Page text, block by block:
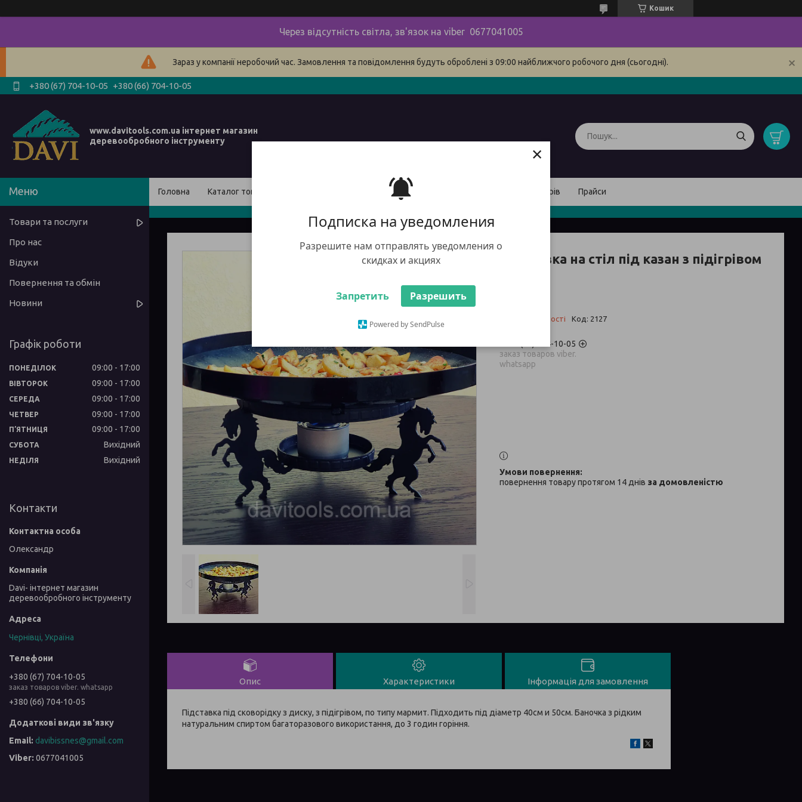
Подписка на уведомления
Разрешите нам отправлять уведомления о
скидках и акциях
Запретить Разрешить
Powered by SendPulse
×
Кошик
Через відсутність світла, зв'язок на viber 0677041005
Зараз у компанії неробочий час. Замовлення та повідомлення будуть оброблені з 09:00 найближчого робочого дня (сьогодні).
+380 (67) 704-10-05 +380 (66) 704-10-05
www.davitools.com.ua інтернет магазин
деревообробного інструменту
Головна Каталог товарів наші контакти Доставка і оплата товарів Прайси
Підставка на стіл під казан з підігрівом
Немає в наявності Код: 2127
+380 (67) 704-10-05
заказ товаров viber.
whatsapp
повернення товару протягом 14 днів за домовленістю
Опис Характеристики Інформація для замовлення
Підставка під сковорідку з диску, з підігрівом, по типу мармит. Підходить під діаметр 40см и 50см. Баночка з рідким
натуральним спиртом багаторазового використання, до 3 годин горіння.
Товари та послуги
Про нас
Відуки
Повернення та обмін
Новини
Графік роботи
ПОНЕДІЛОК 09:00 17:00
ВІВТОРОК 09:00 17:00
СЕРЕДА 09:00 17:00
ЧЕТВЕР 09:00 17:00
ПʼЯТНИЦЯ 09:00 17:00
СУБОТА Вихідний
НЕДІЛЯ Вихідний
Контакти
Олександр
Davi- інтернет магазин
деревообробного інструменту
Чернівці, Україна
+380 (67) 704-10-05
заказ товаров viber. whatsapp
+380 (66) 704-10-05
davibissnes@gmail.com
0677041005